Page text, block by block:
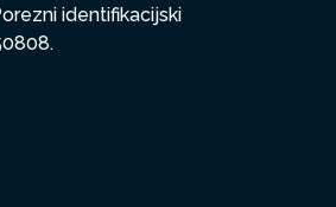
identifikacijski